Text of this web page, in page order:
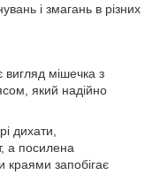
і змагань в різних
вигляд мішечка з
який надійно
дихати,
а посилена
краями запобігає